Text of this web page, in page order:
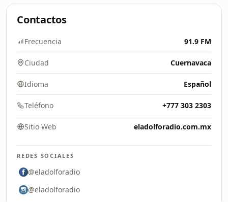
Contactos
Frecuencia 91.9 FM
Ciudad Cuernavaca
Idioma Español
Teléfono +777 303 2303
Sitio Web eladolforadio.com.mx
REDES SOCIALES
@eladolforadio
@eladolforadio